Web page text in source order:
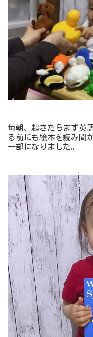
毎朝、起きたらまず英
る前にも絵本を読み聞
一部になりました。